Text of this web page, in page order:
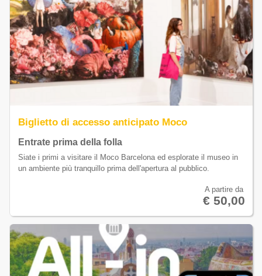
Biglietto di accesso anticipato Moco
Entrate prima della folla
Siate i primi a visitare il Moco Barcelona ed esplorate il museo in
un ambiente più tranquillo prima dell'apertura al pubblico.
A partire da
€ 50,00